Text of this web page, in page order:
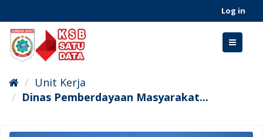
content
Log in
Toggle
Unit Kerja
Dinas Pemberdayaan Masyarakat...